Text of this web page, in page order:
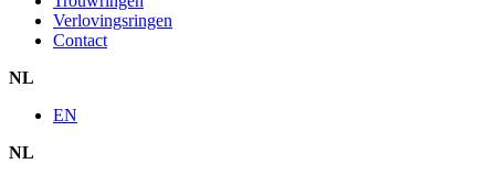
Verlovingsringen
Contact
NL
EN
NL